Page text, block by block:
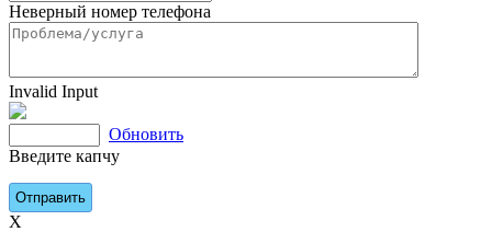
Неверный номер телефона
Invalid Input
Обновить
Введите капчу
X